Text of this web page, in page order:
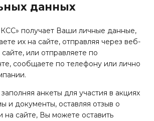
данных
получает Ваши личные данные,
их на сайте, отправляя через веб-
или отправляете по
сообщаете по телефону или лично
анкеты для участия в акциях
и документы, оставляя отзыв о
на сайте, Вы можете оставить